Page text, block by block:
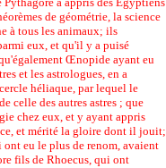
de géométrie, la science
à tous les animaux; ils
eux, et qu'il y a puisé
Œnopide ayant eu
et les astrologues, en a
héliaque, par lequel le
celle des autres astres ; que
chez eux, et y ayant appris
et mérité la gloire dont il jouit;
eu le plus de renom, avaient
fils de Rhoecus, qui ont